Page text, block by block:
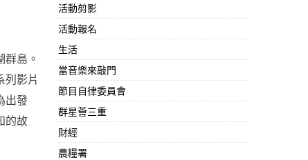
島。
列影片
出發
的故
活動剪影
活動報名
生活
當音樂來敲門
節目自律委員會
群星薈三重
財經
農糧署